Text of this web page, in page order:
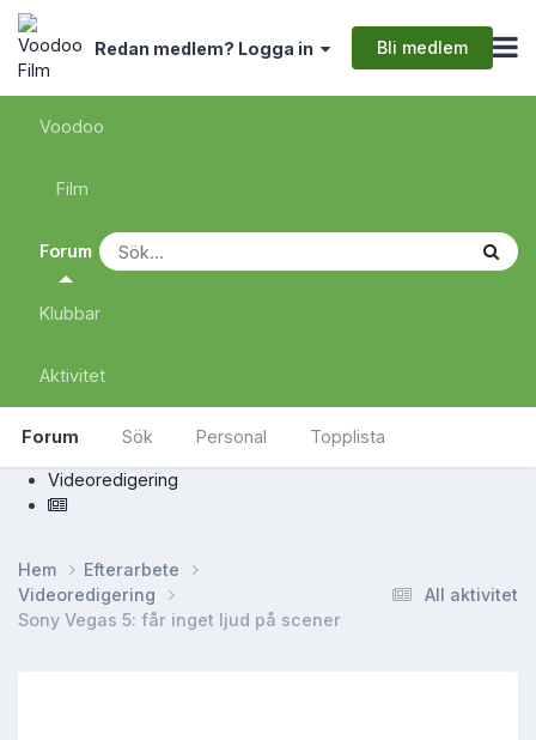
Redan medlem? Logga in Bli medlem
Voodoo
Film
Forum
Forum Sök Personal Topplista
Klubbar
Aktivitet
Videoredigering
All aktivitet
Hem
Efterarbete
Videoredigering
Sony Vegas 5: får inget ljud på scener